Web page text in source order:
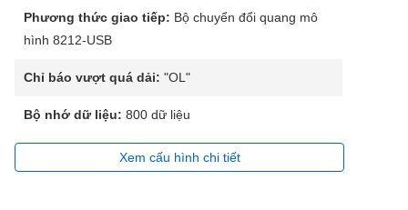
Phương thức giao tiếp: Bộ chuyển đổi quang mô
hình 8212-USB
Chỉ báo vượt quá dải: "OL"
Bộ nhớ dữ liệu: 800 dữ liệu
Xem cấu hình chi tiết